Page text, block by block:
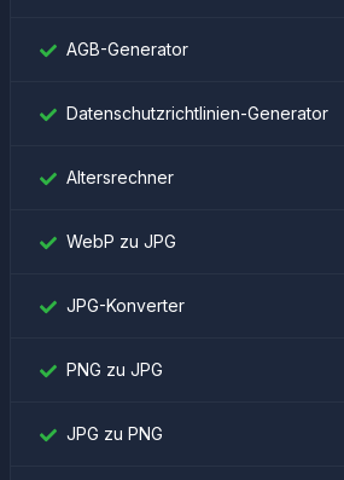
AGB-Generator
Datenschutzrichtlinien-Generator
Altersrechner
WebP zu JPG
JPG-Konverter
PNG zu JPG
JPG zu PNG